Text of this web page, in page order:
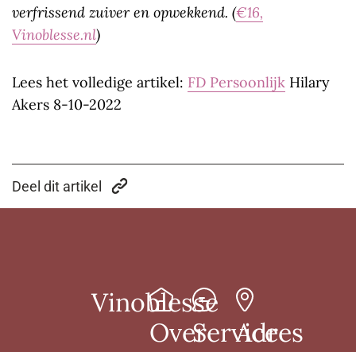
verfrissend zuiver en opwekkend. (€16,
Vinoblesse.nl)
Lees het volledige artikel: FD Persoonlijk Hilary
Akers 8-10-2022
Deel dit artikel
Vinoblesse
OverService
Adres